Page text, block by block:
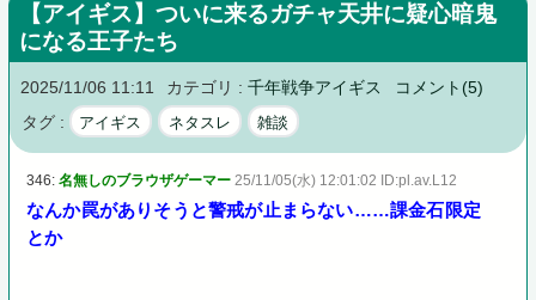
【アイギス】ついに来るガチャ天井に疑心暗鬼
になる王子たち
2025/11/06 11:11 カテゴリ :千年戦争アイギス
コメント(5)
タグ :
アイギス ネタスレ 雑談
346:名無しのブラウザゲーマー 25/11/05(水) 12:01:02 ID:pl.av.L12
なんか罠がありそうと警戒が止まらない……課金石限定
とか